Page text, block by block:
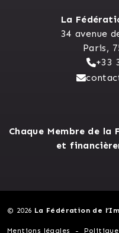
La
34 avenue
Paris,
+33
Chaque Membre de
et
© 2026 La Fédération de
Mentions légales